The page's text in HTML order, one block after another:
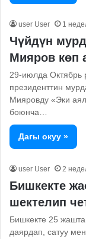
user User 1
Чүйдүн
Мияров көп
29-июлда Октябрь
президенттин
Мияровду «Эки
боюнча…
Дагы окуу »
user User 2
Бишкекте
шектелип
Бишкекте 25
даярдап, сатуу